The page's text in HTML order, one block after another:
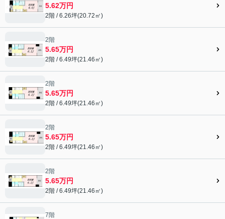
5.62万円
2階 / 6.26坪(20.72㎡)
2階
5.65万円
2階 / 6.49坪(21.46㎡)
2階
5.65万円
2階 / 6.49坪(21.46㎡)
2階
5.65万円
2階 / 6.49坪(21.46㎡)
2階
5.65万円
2階 / 6.49坪(21.46㎡)
7階